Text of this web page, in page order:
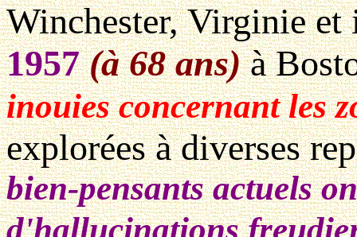
Winchester, Virginie
1957 (à 68 ans)à
inouies concernant les
explorées à diverses
bien-pensants actuels
d'hallucinations